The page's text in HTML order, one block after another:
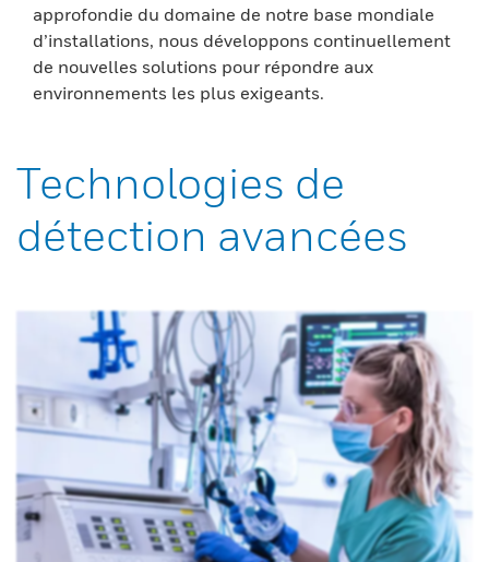
approfondie du domaine de notre base mondiale
d’installations, nous développons continuellement
de nouvelles solutions pour répondre aux
environnements les plus exigeants.
Technologies de
détection avancées